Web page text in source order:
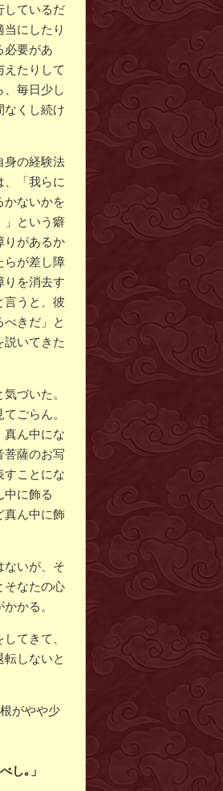
しているだ
当にしたり
必要があ
たりして
毎日少し
なくし続け
身の経験法
、「我らに
かないかを
」という癖
りがあるか
らが差し障
りを消去す
言うと、彼
きだ」と
いてきた
づいた。
ごらん。
真ん中にな
菩薩のお写
すことにな
に飾る
真ん中に飾
ないが、そ
そなたの心
かる。
てきて、
しないと
がやや少
し｡」